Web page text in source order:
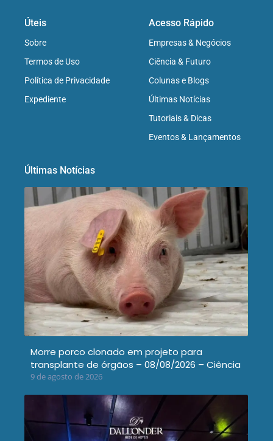
Úteis
Sobre
Termos de Uso
Política de Privacidade
Expediente
Acesso Rápido
Empresas & Negócios
Ciência & Futuro
Colunas e Blogs
Últimas Notícias
Tutoriais & Dicas
Eventos & Lançamentos
Últimas Notícias
Morre porco clonado em projeto para
transplante de órgãos – 08/08/2026 – Ciência
9 de agosto de 2026